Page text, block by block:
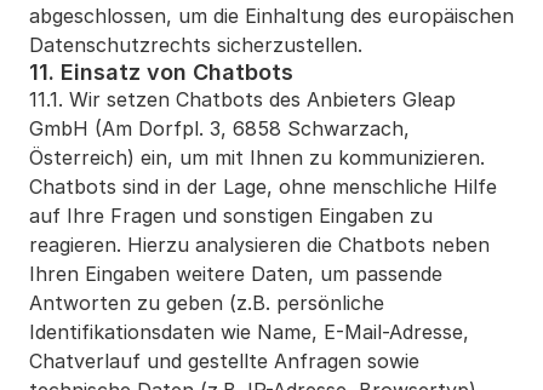
abgeschlossen, um die Einhaltung des europäischen
Datenschutzrechts sicherzustellen.
11. Einsatz von Chatbots
11.1. Wir setzen Chatbots des Anbieters Gleap
GmbH (Am Dorfpl. 3, 6858 Schwarzach,
Österreich) ein, um mit Ihnen zu kommunizieren.
Chatbots sind in der Lage, ohne menschliche Hilfe
auf Ihre Fragen und sonstigen Eingaben zu
reagieren. Hierzu analysieren die Chatbots neben
Ihren Eingaben weitere Daten, um passende
Antworten zu geben (z.B. persönliche
Identifikationsdaten wie Name, E-Mail-Adresse,
Chatverlauf und gestellte Anfragen sowie